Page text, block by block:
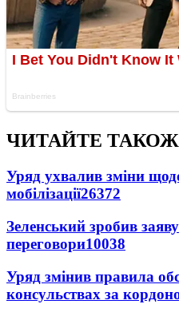
ЧИТАЙТЕ ТАКОЖ
Уряд ухвалив зміни
мобілізації26372
Зеленський зробив
переговори10038
Уряд змінив правила
консульствах за